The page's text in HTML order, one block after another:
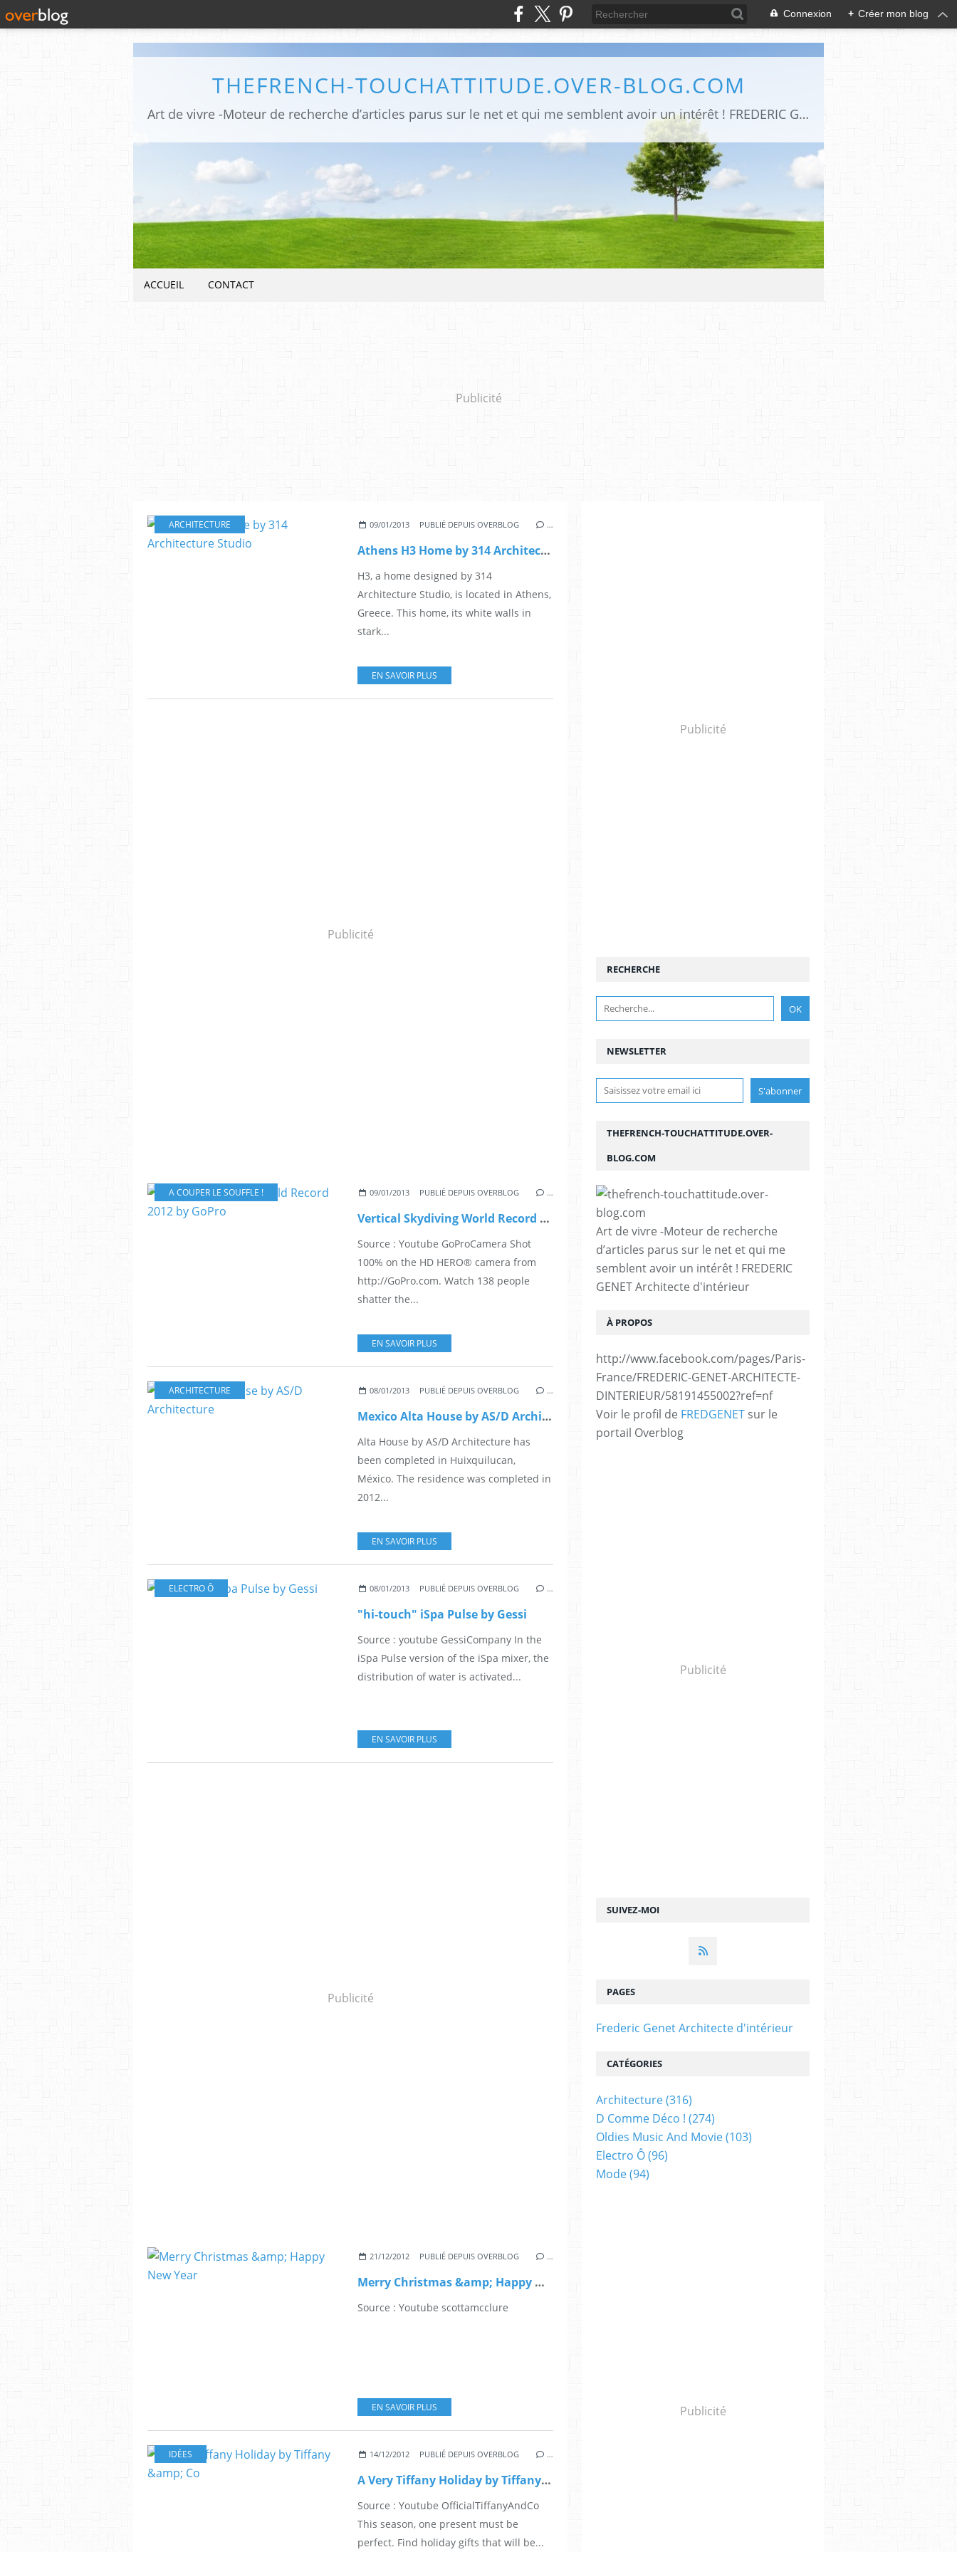
Connexion + Créer mon blog
THEFRENCH-TOUCHATTITUDE.OVER-BLOG.COM
Art de vivre -Moteur de recherche d’articles parus sur le net et qui me semblent avoir un intérêt ! FREDERIC GENET Architecte d'intérieur
ACCUEIL CONTACT
Publicité
ARCHITECTURE 09/01/2013 PUBLIÉ DEPUIS OVERBLOG …
Athens H3 Home by 314 Architecture Studio
H3, a home designed by 314
Architecture Studio, is located in Athens,
Greece. This home, its white walls in
stark...
EN SAVOIR PLUS
Publicité
A COUPER LE SOUFFLE ! 09/01/2013 PUBLIÉ DEPUIS OVERBLOG …
Vertical Skydiving World Record 2012 by GoPro
Source : Youtube GoProCamera Shot
100% on the HD HERO® camera from
http://GoPro.com. Watch 138 people
shatter the...
EN SAVOIR PLUS
ARCHITECTURE 08/01/2013 PUBLIÉ DEPUIS OVERBLOG …
Mexico Alta House by AS/D Architecture
Alta House by AS/D Architecture has
been completed in Huixquilucan,
México. The residence was completed in
2012...
EN SAVOIR PLUS
ELECTRO Ô 08/01/2013 PUBLIÉ DEPUIS OVERBLOG …
"hi-touch" iSpa Pulse by Gessi
Source : youtube GessiCompany In the
iSpa Pulse version of the iSpa mixer, the
distribution of water is activated...
EN SAVOIR PLUS
Publicité
21/12/2012 PUBLIÉ DEPUIS OVERBLOG …
Merry Christmas &amp; Happy New Year
Source : Youtube scottamcclure
EN SAVOIR PLUS
IDÉES 14/12/2012 PUBLIÉ DEPUIS OVERBLOG …
A Very Tiffany Holiday by Tiffany &amp; Co
Source : Youtube OfficialTiffanyAndCo
This season, one present must be
perfect. Find holiday gifts that will be...
Publicité
NEWSLETTER
SUIVEZ-MOI
RECHERCHE
THEFRENCH-TOUCHATTITUDE.OVER-
BLOG.COM
Art de vivre -Moteur de recherche
d’articles parus sur le net et qui me
semblent avoir un intérêt ! FREDERIC
GENET Architecte d'intérieur
À PROPOS
http://www.facebook.com/pages/Paris-
France/FREDERIC-GENET-ARCHITECTE-
DINTERIEUR/58191455002?ref=nf
Voir le profil de FREDGENET sur le
portail Overblog
Publicité
PAGES
Frederic Genet Architecte d'intérieur
CATÉGORIES
Architecture(316)
D Comme Déco ! (274)
Oldies Music And Movie(103)
Electro Ô(96)
Mode(94)
Publicité